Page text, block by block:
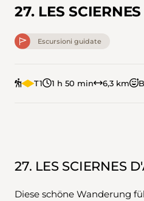
27. LES
Escursioni guidate
T1 1 h 50 min 6,3 km
27. LES SCIERNES
Diese schöne Wanderung